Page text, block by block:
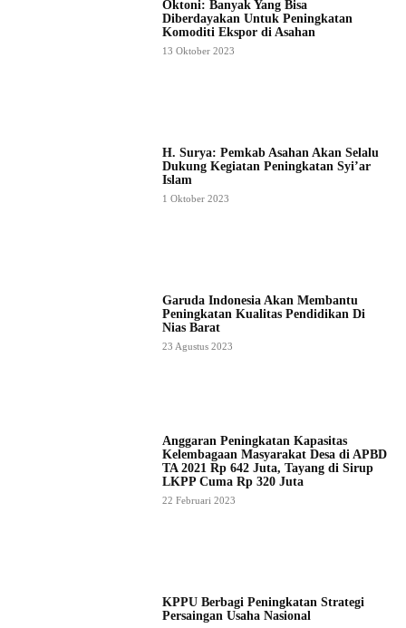
Oktoni: Banyak Yang Bisa
Diberdayakan Untuk Peningkatan
Komoditi Ekspor di Asahan
13 Oktober 2023
H. Surya: Pemkab Asahan Akan Selalu
Dukung Kegiatan Peningkatan Syi’ar
Islam
1 Oktober 2023
Garuda Indonesia Akan Membantu
Peningkatan Kualitas Pendidikan Di
Nias Barat
23 Agustus 2023
Anggaran Peningkatan Kapasitas
Kelembagaan Masyarakat Desa di APBD
TA 2021 Rp 642 Juta, Tayang di Sirup
LKPP Cuma Rp 320 Juta
22 Februari 2023
KPPU Berbagi Peningkatan Strategi
Persaingan Usaha Nasional